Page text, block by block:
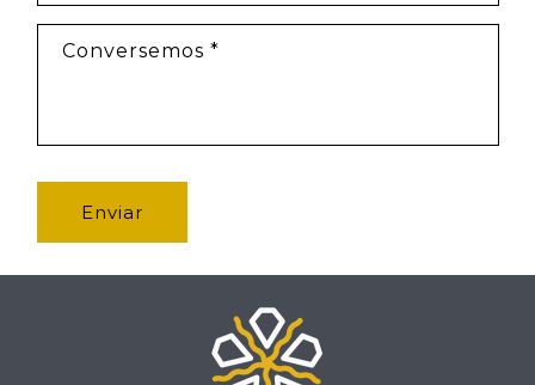
Conversemos *
Enviar